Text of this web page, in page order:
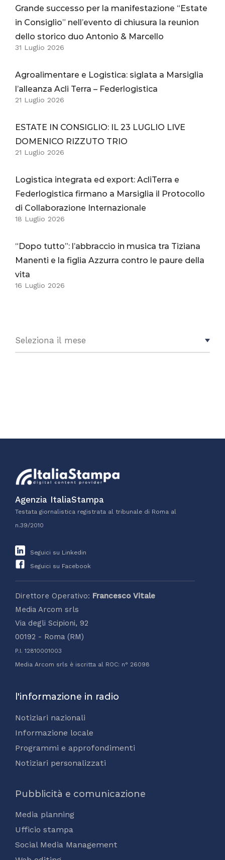
Grande successo per la manifestazione “Estate
in Consiglio” nell’evento di chiusura la reunion
dello storico duo Antonio & Marcello
31 Luglio 2026
Agroalimentare e Logistica: siglata a Marsiglia
l’alleanza Acli Terra – Federlogistica
21 Luglio 2026
ESTATE IN CONSIGLIO: IL 23 LUGLIO LIVE
DOMENICO RIZZUTO TRIO
21 Luglio 2026
Logistica integrata ed export: AcliTerra e
Federlogistica firmano a Marsiglia il Protocollo
di Collaborazione Internazionale
18 Luglio 2026
“Dopo tutto”: l’abbraccio in musica tra Tiziana
Manenti e la figlia Azzurra contro le paure della
vita
16 Luglio 2026
Agenzia ItaliaStampa
Testata giornalistica registrata al tribunale di Roma al
n.39/2010
Seguici su Linkedin
Seguici su Facebook
Direttore Operativo: Francesco Vitale
Media Arcom srls
Via degli Scipioni, 92
00192 - Roma (RM)
P.I. 12810001003
Media Arcom srls è iscritta al ROC: n° 26098
l'informazione in radio
Notiziari nazionali
Informazione locale
Programmi e approfondimenti
Notiziari personalizzati
Pubblicità e comunicazione
Media planning
Ufficio stampa
Social Media Management